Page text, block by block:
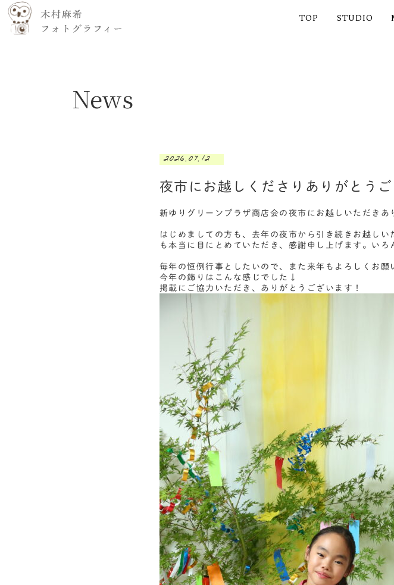
TOP STUDIO
News
2026.07.12
夜市にお越しくださりありがとうご
新ゆりグリーンプラザ商店会の夜市にお越しいただきあ
はじめましての方も、去年の夜市から引き続きお越し
も本当に目にとめていただき、感謝申し上げます。い
毎年の恒例行事としたいので、また来年もよろしくお願
今年の飾りはこんな感じでした↓
掲載にご協力いただき、ありがとうございます！